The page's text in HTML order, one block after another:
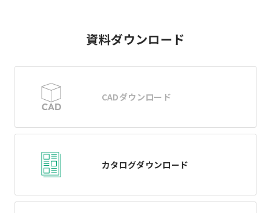
資料ダウンロード
CADダウンロード
カタログダウンロード